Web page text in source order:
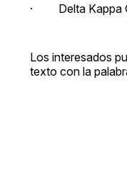
· Delta Kappa
Los interesados
texto con la